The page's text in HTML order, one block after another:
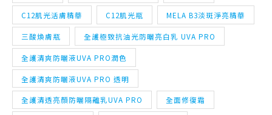
C12肌光活膚精華 C12肌光瓶 MELA B3淡斑淨亮精華
三酸煥膚瓶 全護極致抗油光防曬亮白乳 UVA PRO
全護清爽防曬液UVA PRO潤色
全護清爽防曬液UVA PRO 透明
全護清透亮顏防曬隔離乳UVA PRO 全面修復霜